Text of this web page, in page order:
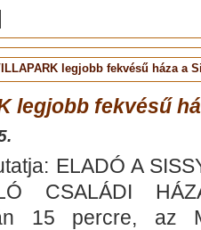
legjobb fekvésű
ELADÓ A
CSALÁDI
15 percre, az